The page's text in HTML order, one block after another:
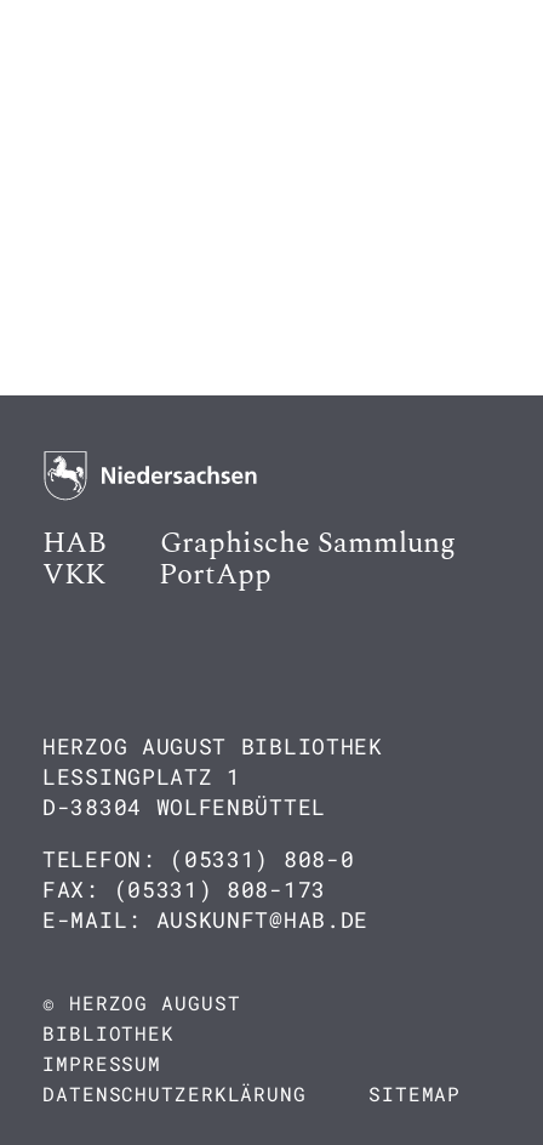
HAB Graphische Sammlung
VKK PortApp
HERZOG AUGUST BIBLIOTHEK
LESSINGPLATZ 1
D-38304 WOLFENBÜTTEL
TELEFON: (05331) 808-0
FAX: (05331) 808-173
E-MAIL: AUSKUNFT@HAB.DE
© HERZOG AUGUST
BIBLIOTHEK
IMPRESSUM
DATENSCHUTZERKLÄRUNG
SITEMAP